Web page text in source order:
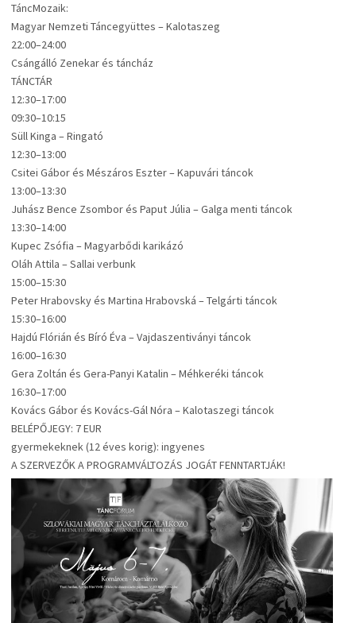
TáncMozaik:
Magyar Nemzeti Táncegyüttes – Kalotaszeg
22:00–24:00
Csángálló Zenekar és táncház
TÁNCTÁR
12:30–17:00
09:30–10:15
Süll Kinga – Ringató
12:30–13:00
Csitei Gábor és Mészáros Eszter – Kapuvári táncok
13:00–13:30
Juhász Bence Zsombor és Paput Júlia – Galga menti táncok
13:30–14:00
Kupec Zsófia – Magyarbődi karikázó
Oláh Attila – Sallai verbunk
15:00–15:30
Peter Hrabovsky és Martina Hrabovská – Telgárti táncok
15:30–16:00
Hajdú Flórián és Bíró Éva – Vajdaszentiványi táncok
16:00–16:30
Gera Zoltán és Gera-Panyi Katalin – Méhkeréki táncok
16:30–17:00
Kovács Gábor és Kovács-Gál Nóra – Kalotaszegi táncok
BELÉPŐJEGY: 7 EUR
gyermekeknek (12 éves korig): ingyenes
A SZERVEZŐK A PROGRAMVÁLTOZÁS JOGÁT FENNTARTJÁK!